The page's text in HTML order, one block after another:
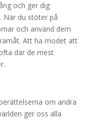
och ger dig
När du stöter på
och använd dem
Att ha modet att
där de mest
om andra
ger oss alla